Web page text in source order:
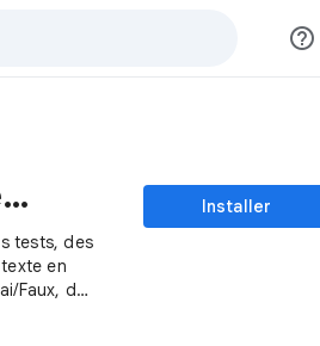
help_outline
AI Quiz Maker - Créez des quiz avec AI
tests, des
en
Faux, des
Installer